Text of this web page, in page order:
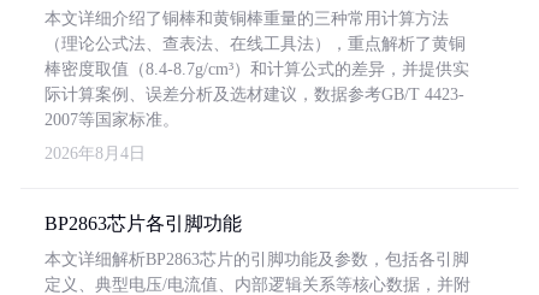
本文详细介绍了铜棒和黄铜棒重量的三种常用计算方法
（理论公式法、查表法、在线工具法），重点解析了黄铜
棒密度取值（8.4-8.7g/cm³）和计算公式的差异，并提供实
际计算案例、误差分析及选材建议，数据参考GB/T 4423-
2007等国家标准。
2026年8月4日
BP2863芯片各引脚功能
本文详细解析BP2863芯片的引脚功能及参数，包括各引脚
定义、典型电压/电流值、内部逻辑关系等核心数据，并附